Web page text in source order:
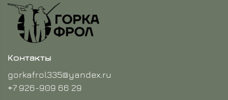
Контакты
gorkafrol335@yandex.ru
+7 926-909 66 29